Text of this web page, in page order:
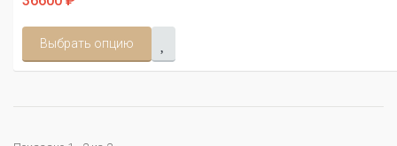
Выбрать опцию